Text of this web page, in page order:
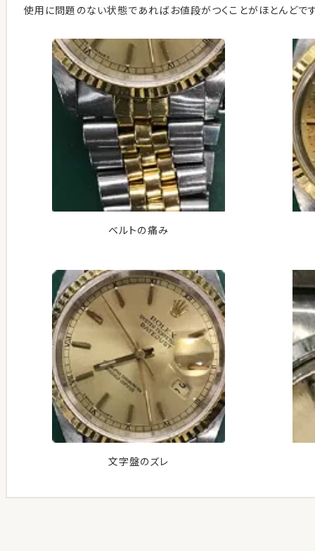
使用に問題のない状態であればお値段がつくことがほとんどです
ベルトの痛み
文字盤のズレ